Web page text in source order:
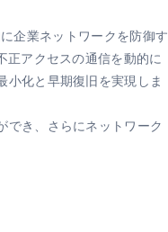
企業ネットワークを防御す
正アクセスの通信を動的に
化と早期復旧を実現しま
き、さらにネットワーク